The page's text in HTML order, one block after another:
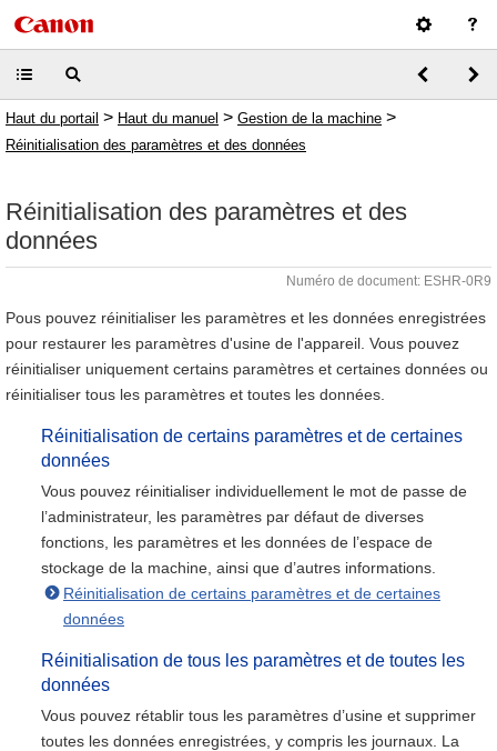
Haut du portail > Haut du manuel > Gestion de la machine >
Réinitialisation des paramètres et des données
Réinitialisation des paramètres et des
données
Numéro de document: ESHR-0R9
Pous pouvez réinitialiser les paramètres et les données enregistrées
pour restaurer les paramètres d'usine de l'appareil. Vous pouvez
réinitialiser uniquement certains paramètres et certaines données ou
réinitialiser tous les paramètres et toutes les données.
Réinitialisation de certains paramètres et de certaines
données
Vous pouvez réinitialiser individuellement le mot de passe de
l’administrateur, les paramètres par défaut de diverses
fonctions, les paramètres et les données de l’espace de
stockage de la machine, ainsi que d’autres informations.
Réinitialisation de certains paramètres et de certaines
données
Réinitialisation de tous les paramètres et de toutes les
données
Vous pouvez rétablir tous les paramètres d’usine et supprimer
toutes les données enregistrées, y compris les journaux. La